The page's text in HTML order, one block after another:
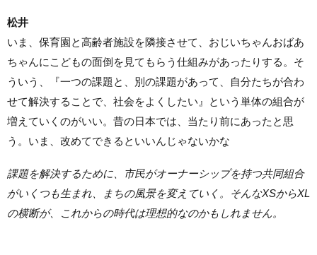
松井
いま、保育園と高齢者施設を隣接させて、おじいちゃんおばあ
ちゃんにこどもの面倒を見てもらう仕組みがあったりする。そ
ういう、『一つの課題と、別の課題があって、自分たちが合わ
せて解決することで、社会をよくしたい』という単体の組合が
増えていくのがいい。昔の日本では、当たり前にあったと思
う。いま、改めてできるといいんじゃないかな
課題を解決するために、市民がオーナーシップを持つ共同組合
がいくつも生まれ、まちの風景を変えていく。そんなXSからXL
の横断が、これからの時代は理想的なのかもしれません。